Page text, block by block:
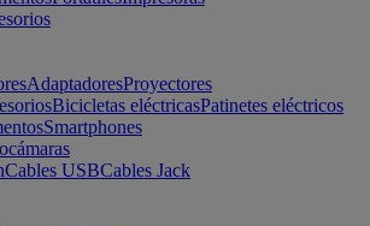
AdaptadoresProyectores
Bicicletas eléctricasPatinetes eléctricos
Smartphones
Cables USBCables Jack